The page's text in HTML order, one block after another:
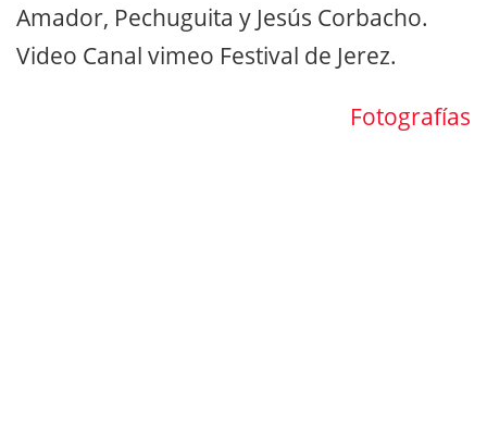
Amador, Pechuguita y Jesús Corbacho.
Video Canal vimeo Festival de Jerez.
Fotografías